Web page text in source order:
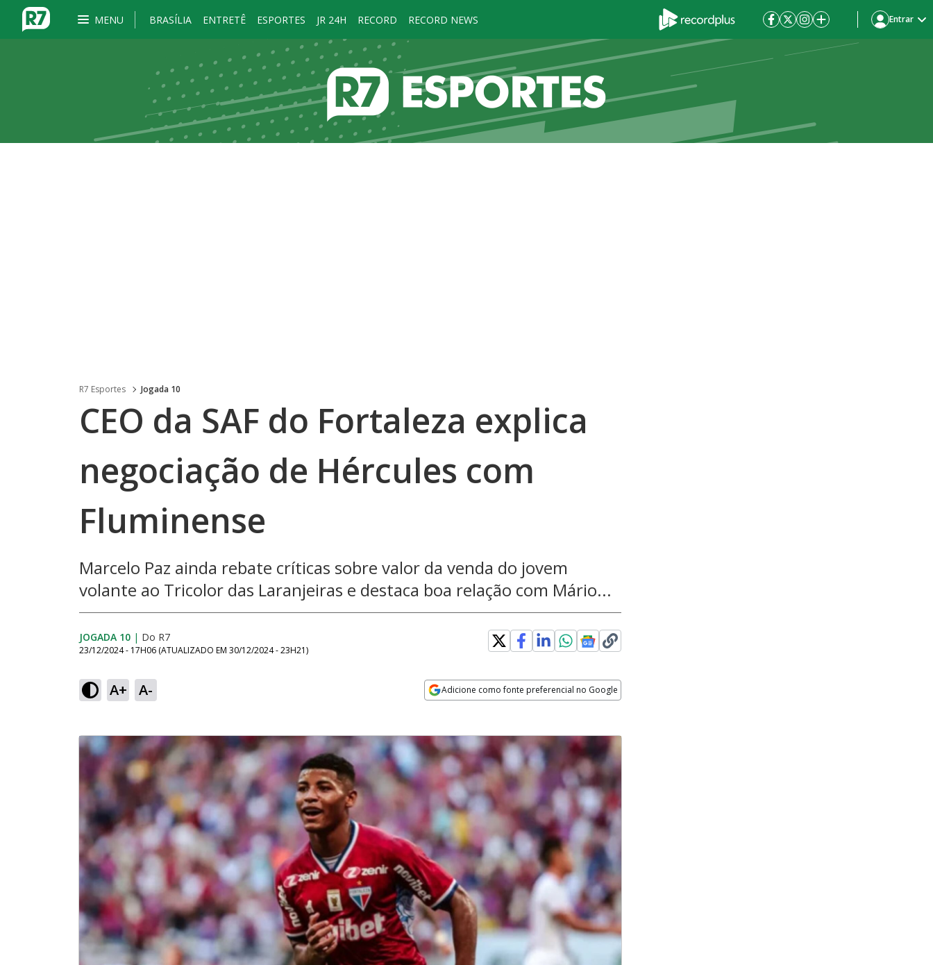
MENU BRASÍLIA ENTRETÊ ESPORTES JR 24H RECORD RECORD NEWS Entrar
R7 Esportes Jogada 10
CEO da SAF do Fortaleza explica
negociação de Hércules com
Fluminense
Marcelo Paz ainda rebate críticas sobre valor da venda do jovem
volante ao Tricolor das Laranjeiras e destaca boa relação com Mário...
JOGADA 10 | Do R7
23/12/2024 - 17H06 (ATUALIZADO EM 30/12/2024 - 23H21)
A+ A- Adicione como fonte preferencial no Google